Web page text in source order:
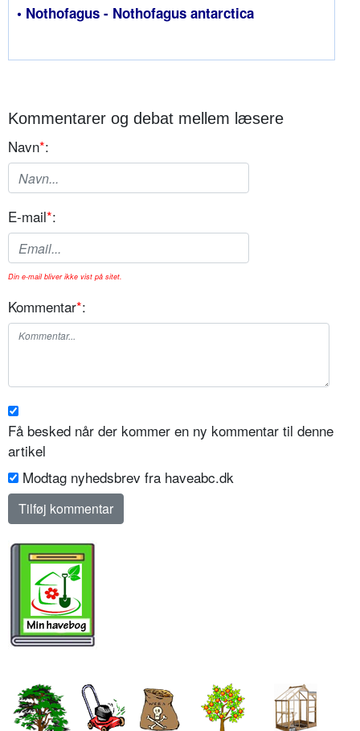
• Nothofagus - Nothofagus antarctica
Kommentarer og debat mellem læsere
Navn*:
E-mail*:
Din e-mail bliver ikke vist på sitet.
Kommentar*:
Få besked når der kommer en ny kommentar til denne
artikel
Modtag nyhedsbrev fra haveabc.dk